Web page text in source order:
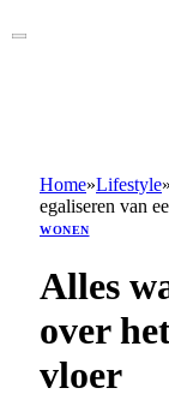
Home»Lifestyle»
egaliseren van
WONEN
Alles
over
vloer